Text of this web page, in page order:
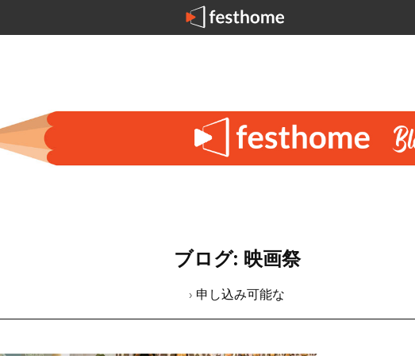
ブログ: 映画祭
› 申し込み可能な